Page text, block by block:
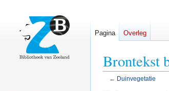
Brontekst
← Duinvegetatie
Pagina Overleg